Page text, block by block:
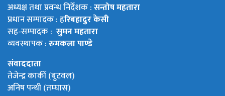
अध्यक्ष तथा प्रवन्ध निर्देशक :सन्तोष महतारा
प्रधान सम्पादक : हरिबहादुर केसी
सह-सम्पादक : सुमन महतारा
व्यवस्थापक :रुमकला पाण्डे
संवाददाता
तेजेन्द्र कार्की (बुटवल)
अनिष पन्थी (तम्घास)